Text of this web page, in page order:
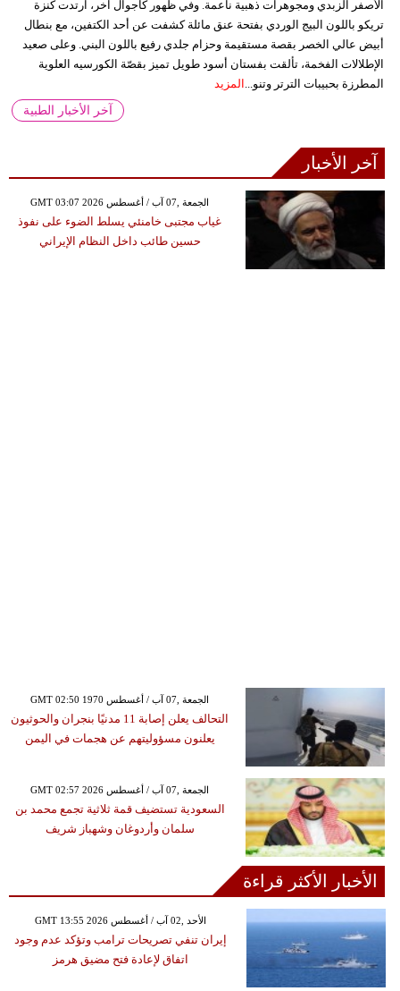
الأصفر الزبدي ومجوهرات ذهبية ناعمة. وفي ظهور كاجوال آخر، ارتدت كنزة
تريكو باللون البيج الوردي بفتحة عنق مائلة كشفت عن أحد الكتفين، مع بنطال
أبيض عالي الخصر بقصة مستقيمة وحزام جلدي رفيع باللون البني. وعلى صعيد
الإطلالات الفخمة، تألقت بفستان أسود طويل تميز بقصّة الكورسيه العلوية
المطرزة بحبيبات الترتر وتنو... المزيد
آخر الأخبار الطبية
آخر الأخبار
GMT 03:07 2026 الجمعة ,07 آب / أغسطس
غياب مجتبى خامنئي يسلط الضوء على نفوذ
حسين طائب داخل النظام الإيراني
GMT 02:50 1970 الجمعة ,07 آب / أغسطس
التحالف يعلن إصابة 11 مدنيًا بنجران والحوثيون
يعلنون مسؤوليتهم عن هجمات في اليمن
GMT 02:57 2026 الجمعة ,07 آب / أغسطس
السعودية تستضيف قمة ثلاثية تجمع محمد بن
سلمان وأردوغان وشهباز شريف
الأخبار الأكثر قراءة
GMT 13:55 2026 الأحد ,02 آب / أغسطس
إيران تنفي تصريحات ترامب وتؤكد عدم وجود
اتفاق لإعادة فتح مضيق هرمز